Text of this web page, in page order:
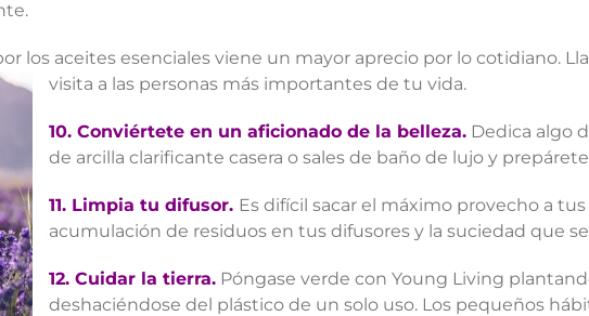
los aceites esenciales viene un mayor aprecio por lo cotidiano.
visita a las personas más importantes de tu vida.
10. Conviértete en un aficionado de la belleza. Dedica algo
de arcilla clarificante casera o sales de baño de lujo y
11. Limpia tu difusor. Es difícil sacar el máximo provecho a
acumulación de residuos en tus difusores y la suciedad que
12. Cuidar la tierra. Póngase verde con Young Living
deshaciéndose del plástico de un solo uso. Los pequeños